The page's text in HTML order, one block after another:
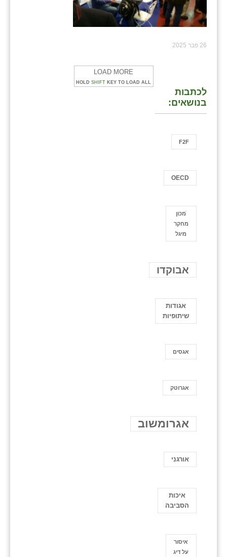
26 פבר 2025
LOAD MORE
HOLD SHIFT KEY TO LOAD ALL
לכתבות
בנושאים:
F2F
OECD
ֿמכון
מחקר
מיגל
אבוקדו
אגודות
שיתופיות
אגסים
אגרוטק
אגרומשוב
אורגני
איכות
הסביבה
איסור
על דיג